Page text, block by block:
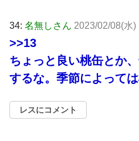
34: 名無しさん 2023/02/08(水
>>13
ちょっと良い桃缶とか
するな。季節によって
レスにコメント